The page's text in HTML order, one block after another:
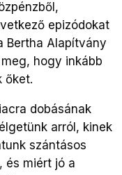
epizódokat
Bertha Alapítvány
hogy inkább
őket.
dobásának
arról, kinek
szántásos
és miért jó a